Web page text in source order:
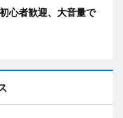
心者歓迎、大音量で